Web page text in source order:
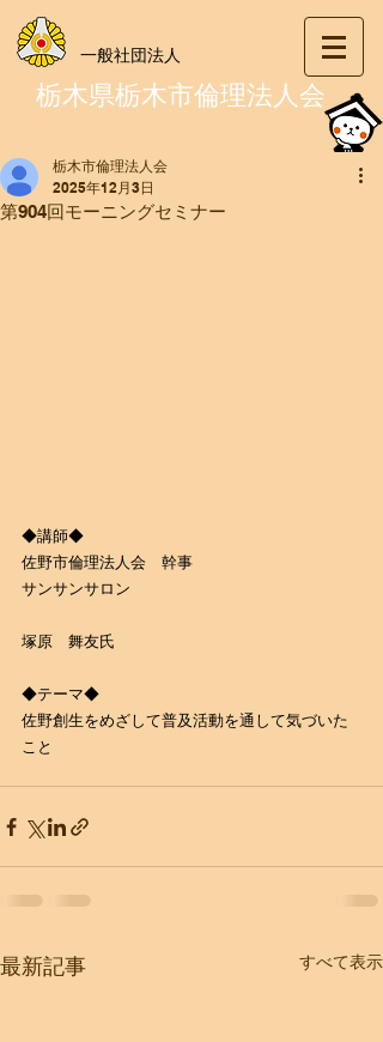
一般社団法人
栃木県栃木市倫理法人会
第904回モーニングセミナー
栃木市倫理法人会
2025年12月3日
◆講師◆
佐野市倫理法人会　幹事
サンサンサロン
塚原　舞友氏
​◆テーマ◆
​佐野創生をめざして普及活動を通して気づいた
こと
最新記事 すべて表示